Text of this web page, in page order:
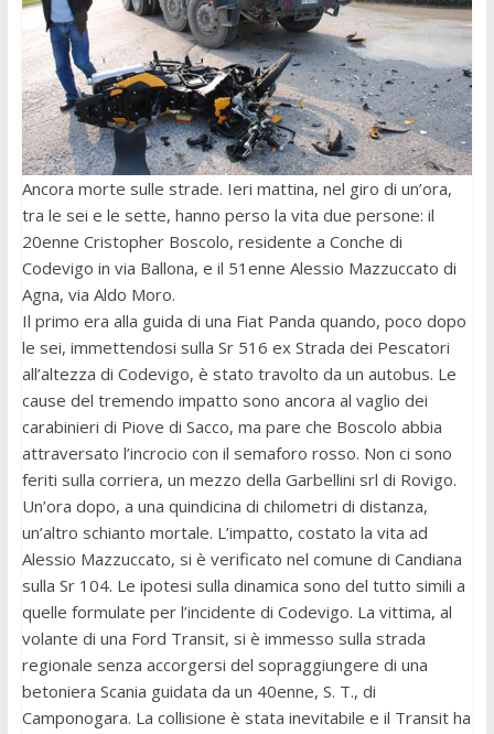
Ancora morte sulle strade. Ieri mattina, nel giro di un’ora,
tra le sei e le sette, hanno perso la vita due persone: il
20enne Cristopher Boscolo, residente a Conche di
Codevigo in via Ballona, e il 51enne Alessio Mazzuccato di
Agna, via Aldo Moro.
Il primo era alla guida di una Fiat Panda quando, poco dopo
le sei, immettendosi sulla Sr 516 ex Strada dei Pescatori
all’altezza di Codevigo, è stato travolto da un autobus. Le
cause del tremendo impatto sono ancora al vaglio dei
carabinieri di Piove di Sacco, ma pare che Boscolo abbia
attraversato l’incrocio con il semaforo rosso. Non ci sono
feriti sulla corriera, un mezzo della Garbellini srl di Rovigo.
Un’ora dopo, a una quindicina di chilometri di distanza,
un’altro schianto mortale. L’impatto, costato la vita ad
Alessio Mazzuccato, si è verificato nel comune di Candiana
sulla Sr 104. Le ipotesi sulla dinamica sono del tutto simili a
quelle formulate per l’incidente di Codevigo. La vittima, al
volante di una Ford Transit, si è immesso sulla strada
regionale senza accorgersi del sopraggiungere di una
betoniera Scania guidata da un 40enne, S. T., di
Camponogara. La collisione è stata inevitabile e il Transit ha